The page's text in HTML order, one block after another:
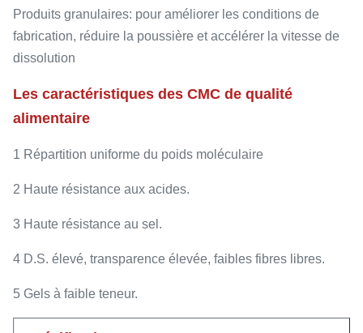
Produits granulaires: pour améliorer les conditions de
fabrication, réduire la poussière et accélérer la vitesse de
dissolution
Les caractéristiques des CMC de qualité
alimentaire
1 Répartition uniforme du poids moléculaire
2 Haute résistance aux acides.
3 Haute résistance au sel.
4 D.S. élevé, transparence élevée, faibles fibres libres.
5 Gels à faible teneur.